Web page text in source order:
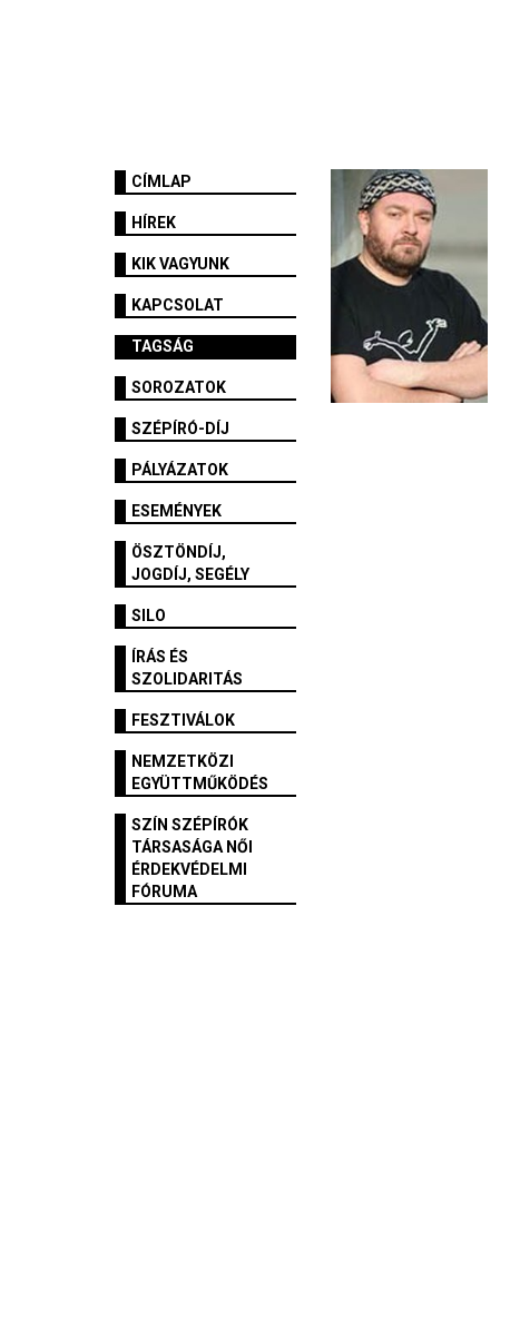
CÍMLAP
HÍREK
KIK VAGYUNK
KAPCSOLAT
TAGSÁG
SOROZATOK
SZÉPÍRÓ-DÍJ
PÁLYÁZATOK
ESEMÉNYEK
ÖSZTÖNDÍJ,
JOGDÍJ, SEGÉLY
SILO
ÍRÁS ÉS
SZOLIDARITÁS
FESZTIVÁLOK
NEMZETKÖZI
EGYÜTTMŰKÖDÉS
SZÍN SZÉPÍRÓK
TÁRSASÁGA NŐI
ÉRDEKVÉDELMI
FÓRUMA